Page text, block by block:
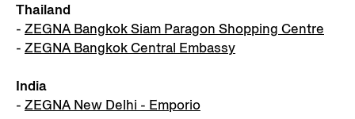
Thailand
- ZEGNA Bangkok Siam Paragon Shopping Centre
- ZEGNA Bangkok Central Embassy
India
- ZEGNA New Delhi - Emporio